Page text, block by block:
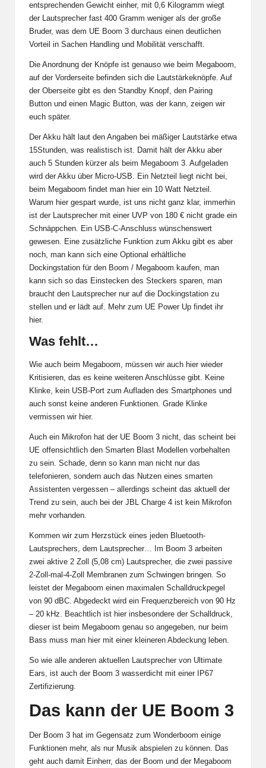
entsprechenden Gewicht einher, mit 0,6 Kilogramm wiegt
der Lautsprecher fast 400 Gramm weniger als der große
Bruder, was dem UE Boom 3 durchaus einen deutlichen
Vorteil in Sachen Handling und Mobilität verschafft.
Die Anordnung der Knöpfe ist genauso wie beim Megaboom,
auf der Vorderseite befinden sich die Lautstärkeknöpfe. Auf
der Oberseite gibt es den Standby Knopf, den Pairing
Button und einen Magic Button, was der kann, zeigen wir
euch später.
Der Akku hält laut den Angaben bei mäßiger Lautstärke etwa
15Stunden, was realistisch ist. Damit hält der Akku aber
auch 5 Stunden kürzer als beim Megaboom 3. Aufgeladen
wird der Akku über Micro-USB. Ein Netzteil liegt nicht bei,
beim Megaboom findet man hier ein 10 Watt Netzteil.
Warum hier gespart wurde, ist uns nicht ganz klar, immerhin
ist der Lautsprecher mit einer UVP von 180 € nicht grade ein
Schnäppchen. Ein USB-C-Anschluss wünschenswert
gewesen. Eine zusätzliche Funktion zum Akku gibt es aber
noch, man kann sich eine Optional erhältliche
Dockingstation für den Boom / Megaboom kaufen, man
kann sich so das Einstecken des Steckers sparen, man
braucht den Lautsprecher nur auf die Dockingstation zu
stellen und er lädt auf. Mehr zum UE Power Up findet ihr
hier.
Was fehlt…
Wie auch beim Megaboom, müssen wir auch hier wieder
Kritisieren, das es keine weiteren Anschlüsse gibt. Keine
Klinke, kein USB-Port zum Aufladen des Smartphones und
auch sonst keine anderen Funktionen. Grade Klinke
vermissen wir hier.
Auch ein Mikrofon hat der UE Boom 3 nicht, das scheint bei
UE offensichtlich den Smarten Blast Modellen vorbehalten
zu sein. Schade, denn so kann man nicht nur das
telefonieren, sondern auch das Nutzen eines smarten
Assistenten vergessen – allerdings scheint das aktuell der
Trend zu sein, auch bei der JBL Charge 4 ist kein Mikrofon
mehr vorhanden.
Kommen wir zum Herzstück eines jeden Bluetooth-
Lautsprechers, dem Lautsprecher… Im Boom 3 arbeiten
zwei aktive 2 Zoll (5,08 cm) Lautsprecher, die zwei passive
2-Zoll-mal-4-Zoll Membranen zum Schwingen bringen. So
leistet der Megaboom einen maximalen Schalldruckpegel
von 90 dBC. Abgedeckt wird ein Frequenzbereich von 90 Hz
– 20 kHz. Beachtlich ist hier insbesondere der Schalldruck,
dieser ist beim Megaboom genau so angegeben, nur beim
Bass muss man hier mit einer kleineren Abdeckung leben.
So wie alle anderen aktuellen Lautsprecher von Ultimate
Ears, ist auch der Boom 3 wasserdicht mit einer IP67
Zertifizierung.
Das kann der UE Boom 3
Der Boom 3 hat im Gegensatz zum Wonderboom einige
Funktionen mehr, als nur Musik abspielen zu können. Das
geht auch damit Einherr, das der Boom und der Megaboom